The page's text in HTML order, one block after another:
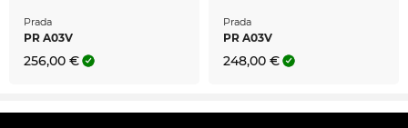
Prada
PR A03V
256,00 €
Prada
PR A03V
248,00 €